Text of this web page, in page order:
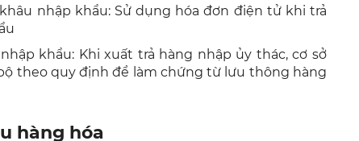
nhập khẩu: Sử dụng hóa đơn điện tử khi trả
khẩu: Khi xuất trả hàng nhập ủy thác, cơ sở
theo quy định để làm chứng từ lưu thông hàng
hàng hóa